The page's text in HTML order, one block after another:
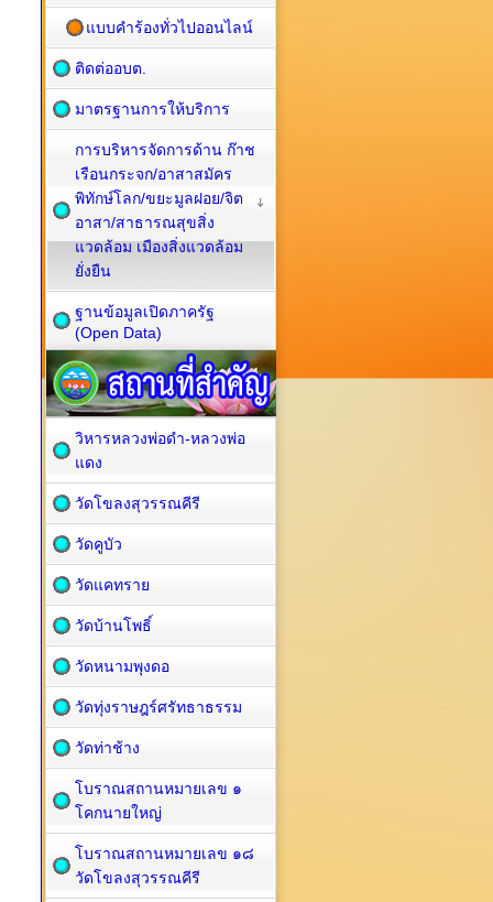
แบบคำร้องทั่วไปออนไลน์
ติดต่ออบต.
มาตรฐานการให้บริการ
การบริหารจัดการด้าน ก๊าช
เรือนกระจก/อาสาสมัคร
พิทักษ์โลก/ขยะมูลฝอย/จิต
อาสา/สาธารณสุขสิ่ง
แวดล้อม เมืองสิ่งแวดล้อม
ยั่งยืน
ฐานข้อมูลเปิดภาครัฐ
(Open Data)
วิหารหลวงพ่อดำ-หลวงพ่อ
แดง
วัดโขลงสุวรรณคีรี
วัดคูบัว
วัดแคทราย
วัดบ้านโพธิ์
วัดหนามพุงดอ
วัดทุ่งราษฎร์ศรัทธาธรรม
วัดท่าช้าง
โบราณสถานหมายเลข ๑
โคกนายใหญ่
โบราณสถานหมายเลข ๑๘
วัดโขลงสุวรรณคีรี